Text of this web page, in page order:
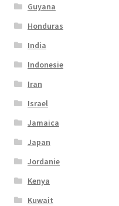
Guyana
Honduras
India
Indonesie
Iran
Israel
Jamaica
Japan
Jordanie
Kenya
Kuwait